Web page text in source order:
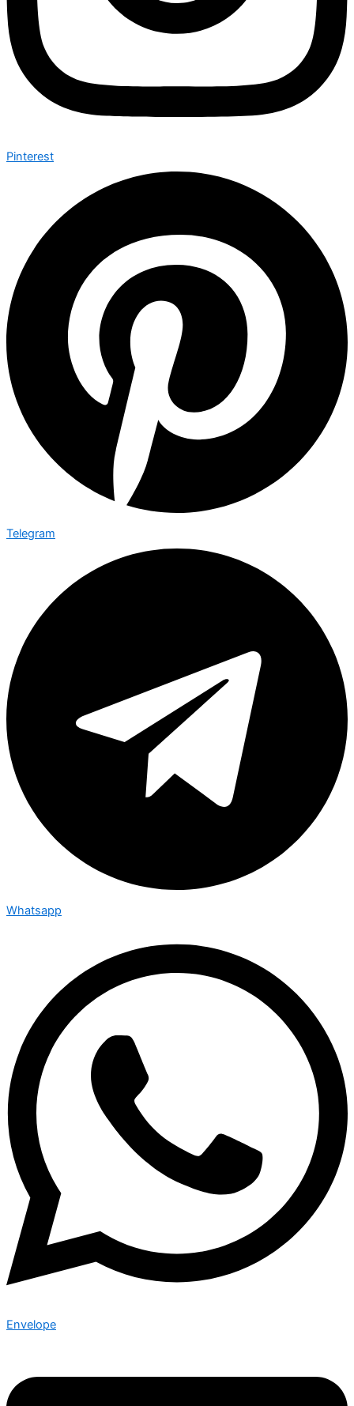
Pinterest
Telegram
Whatsapp
Envelope